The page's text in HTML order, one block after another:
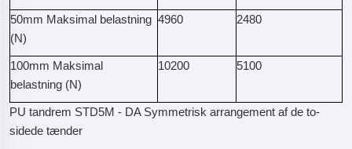
50mm Maksimal belastning
(N)
4960 2480
100mm Maksimal
belastning (N)
10200 5100
PU tandrem STD5M - DA Symmetrisk arrangement af de to-
sidede tænder